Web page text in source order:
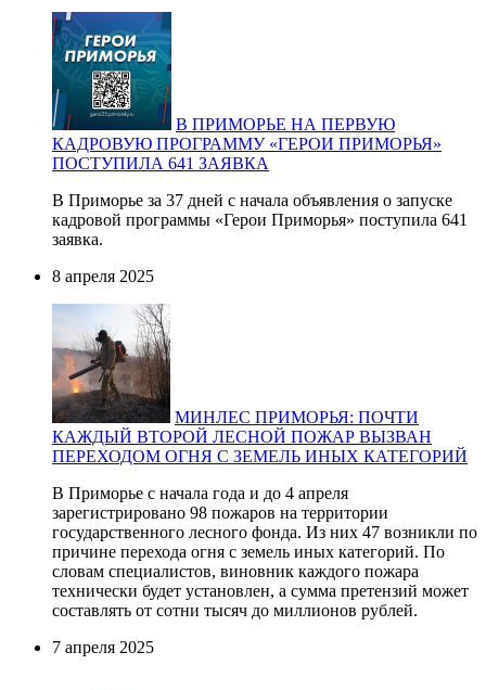
В ПРИМОРЬЕ НА ПЕРВУЮ
КАДРОВУЮ ПРОГРАММУ «ГЕРОИ ПРИМОРЬЯ»
ПОСТУПИЛА 641 ЗАЯВКА
В Приморье за 37 дней с начала объявления о запуске
кадровой программы «Герои Приморья» поступила 641
заявка.
8 апреля 2025
МИНЛЕС ПРИМОРЬЯ: ПОЧТИ
КАЖДЫЙ ВТОРОЙ ЛЕСНОЙ ПОЖАР ВЫЗВАН
ПЕРЕХОДОМ ОГНЯ С ЗЕМЕЛЬ ИНЫХ КАТЕГОРИЙ
В Приморье с начала года и до 4 апреля
зарегистрировано 98 пожаров на территории
государственного лесного фонда. Из них 47 возникли по
причине перехода огня с земель иных категорий. По
словам специалистов, виновник каждого пожара
технически будет установлен, а сумма претензий может
составлять от сотни тысяч до миллионов рублей.
7 апреля 2025